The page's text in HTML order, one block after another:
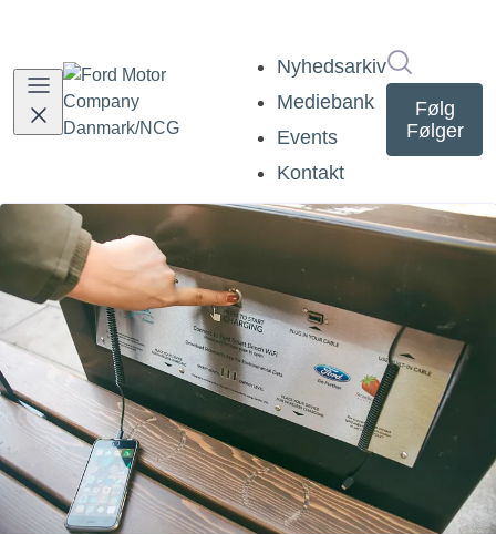
Nyhedsarkiv
Mediebank
Events
Kontakt
Følg
Følger